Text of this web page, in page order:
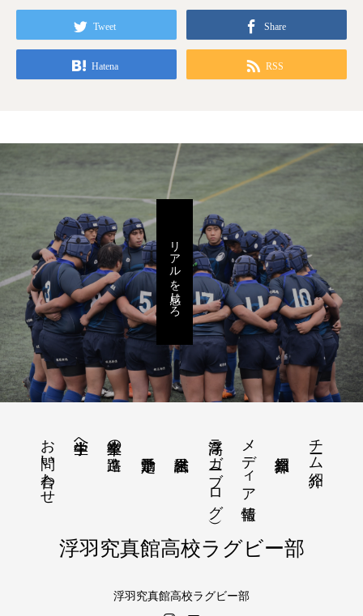
Tweet Share
Hatena RSS
リアルを感じろ
チーム紹介
メディア情報
浮高ラガー（ブログ）
卒業生の進路
中学生へ
お問い合わせ
浮羽究真館高校ラグビー部
浮羽究真館高校ラグビー部